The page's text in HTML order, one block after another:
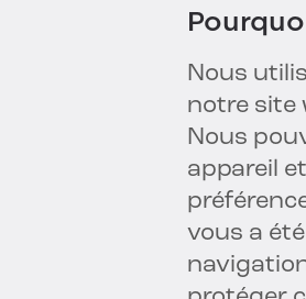
Nous
notre site
Nous
appareil
vous a